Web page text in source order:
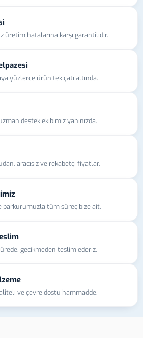
üretim hatalarına karşı garantilidir.
yüzlerce ürün tek çatı altında.
destek ekibimiz yanınızda.
aracısız ve rekabetçi fiyatlar.
parkurumuzla tüm süreç bize ait.
gecikmeden teslim ederiz.
ve çevre dostu hammadde.